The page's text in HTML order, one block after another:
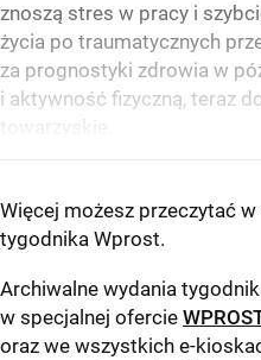
znoszą stres w pracy i
życia po traumatycznych
za prognostyki zdrowia w
i aktywność fizyczną, teraz
towarzyskie.
Więcej możesz przeczytać w
tygodnika Wprost.
Archiwalne wydania
w specjalnej ofercie
oraz we wszystkich e-